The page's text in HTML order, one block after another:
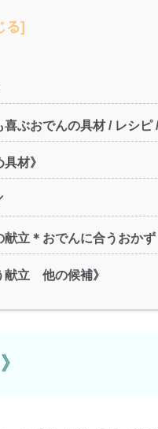
喜ぶおでんの具材 / レシピ
材》
献立＊おでんに合うおか
献立 他の候補》